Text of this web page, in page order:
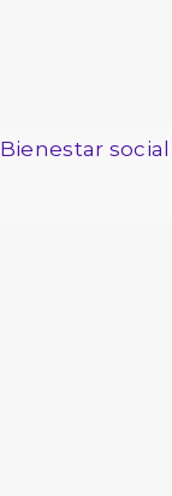
Bienestar social